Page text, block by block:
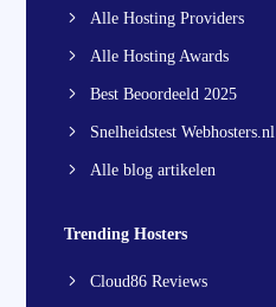
Alle Hosting Providers
Alle Hosting Awards
Best Beoordeeld 2025
Snelheidstest Webhosters.nl
Alle blog artikelen
Trending Hosters
Cloud86 Reviews